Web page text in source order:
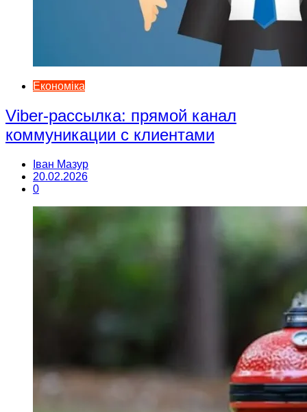
Економіка
Viber-рассылка: прямой канал
коммуникации с клиентами
Іван Мазур
20.02.2026
0